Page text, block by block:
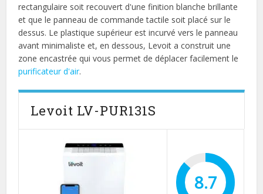
rectangulaire soit recouvert d'une finition blanche brillante
et que le panneau de commande tactile soit placé sur le
dessus. Le plastique supérieur est incurvé vers le panneau
avant minimaliste et, en dessous, Levoit a construit une
zone encastrée qui vous permet de déplacer facilement le
purificateur d'air.
Levoit LV-PUR131S
8.7